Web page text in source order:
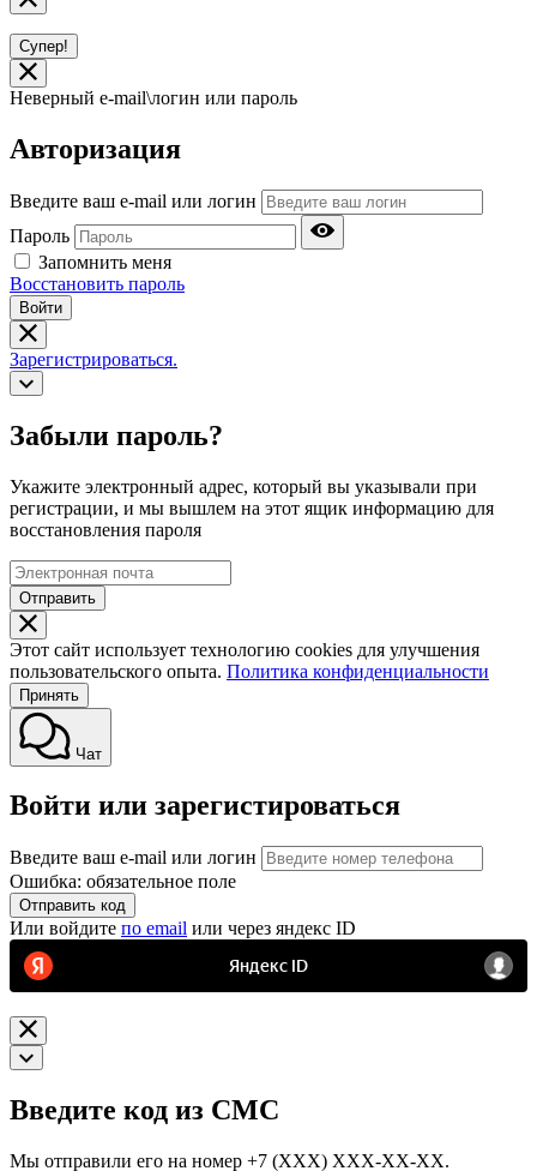
Супер!
Неверный e-mail\логин или пароль
Авторизация
Введите ваш e-mail или логин
Пароль
Запомнить меня
Восстановить пароль
Войти
Зарегистрироваться.
Забыли пароль?
Укажите электронный адрес, который вы указывали при
регистрации, и мы вышлем на этот ящик информацию для
восстановления пароля
Отправить
Этот сайт использует технологию cookies для улучшения
пользовательского опыта. Политика конфиденциальности
Принять
Чат
Войти или зарегистироваться
Введите ваш e-mail или логин
Ошибка: обязательное поле
Отправить код
Или войдите по email или через яндекс ID
Введите код из СМС
Мы отправили его на номер +7 (ХХХ) ХХХ-ХХ-ХХ.